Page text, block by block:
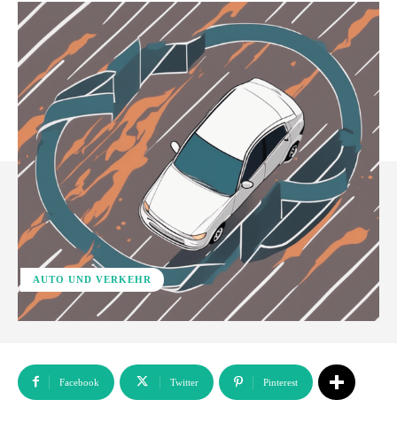
AUTO UND VERKEHR
Facebook Twitter Pinterest